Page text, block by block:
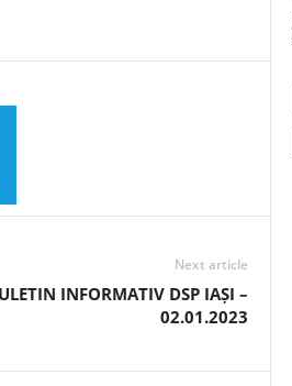
Next article
INFORMATIV DSP IAȘI –
02.01.2023